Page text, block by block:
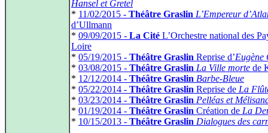
Hansel et Gretel
* 11/02/2015 - Théâtre Graslin L’Empereur
d’Ullmann
* 09/09/2015 - La Cité L’Orchestre national des
Loire
* 05/19/2015 - Théâtre Graslin Reprise d’Eugène
* 03/08/2015 - Théâtre Graslin La Ville morte de
* 12/12/2014 - Théâtre Graslin Barbe-Bleue
* 05/22/2014 - Théâtre Graslin Reprise de La
* 03/23/2014 - Théâtre Graslin Pelléas et
* 01/19/2014 - Théâtre Graslin Création de La
* 10/15/2013 - Théâtre Graslin Dialogues des